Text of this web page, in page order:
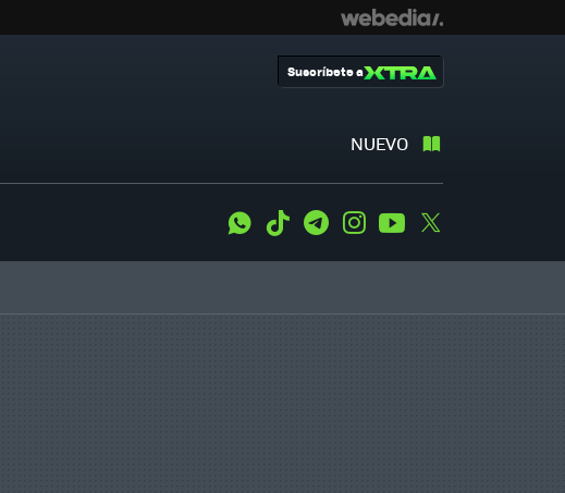
NUEVO
Suscríbete a
WhatsApp
Tiktok TelegramInstagramYoutube